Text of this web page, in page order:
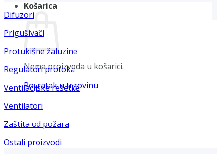
Košarica
Nema proizvoda u košarici.
Povratak u trgovinu
Difuzori
Prigušivači
Protukišne žaluzine
Regulatori protoka
Ventilacijske rešetke
Ventilatori
Zaštita od požara
Ostali proizvodi